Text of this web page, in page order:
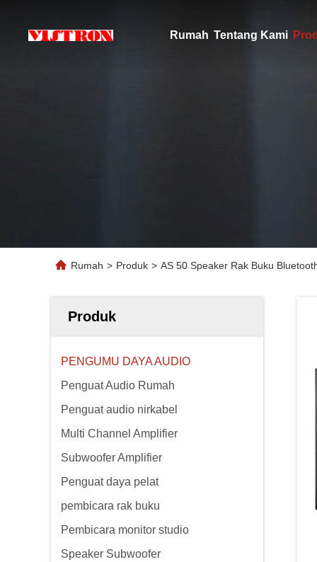
Rumah Tentang Kami
Rumah > Produk > AS 50 Speaker Rak Buku
Produk
PENGUMU DAYA AUDIO
Penguat Audio Rumah
Penguat audio nirkabel
Multi Channel Amplifier
Subwoofer Amplifier
Penguat daya pelat
pembicara rak buku
Pembicara monitor studio
Speaker Subwoofer